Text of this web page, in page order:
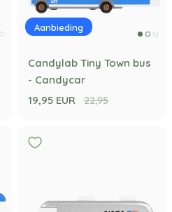
Aanbieding
Candylab Tiny Town bus
- Candycar
19,95 EUR
22,95